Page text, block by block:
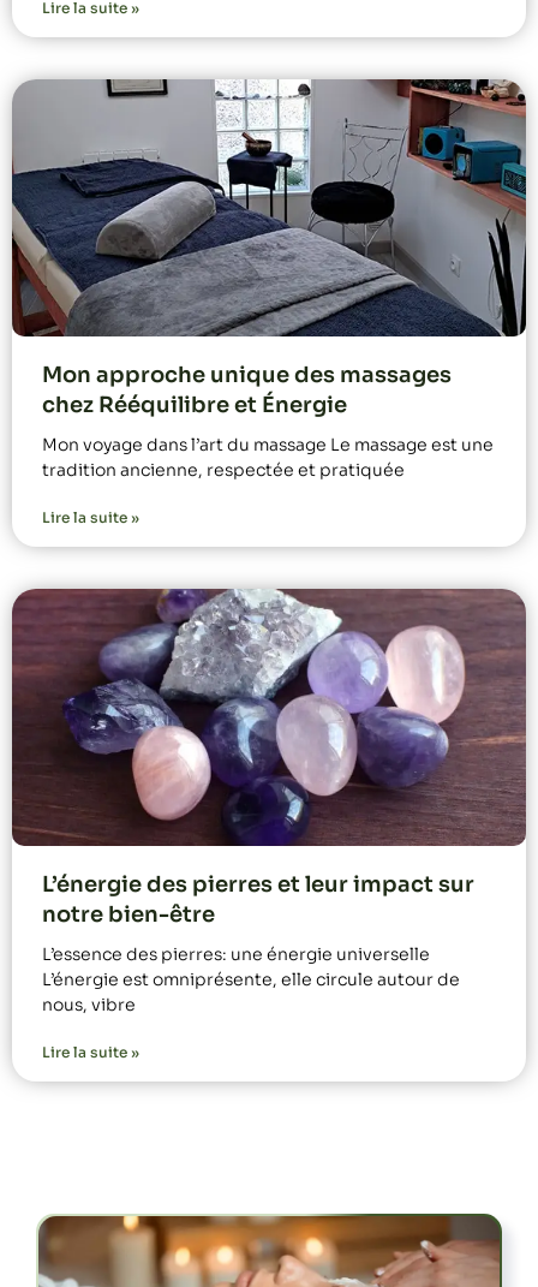
Lire la suite »
Mon approche unique des massages
chez Rééquilibre et Énergie
Mon voyage dans l’art du massage Le massage est une
tradition ancienne, respectée et pratiquée
Lire la suite »
L’énergie des pierres et leur impact sur
notre bien-être
L’essence des pierres: une énergie universelle
L’énergie est omniprésente, elle circule autour de
nous, vibre
Lire la suite »